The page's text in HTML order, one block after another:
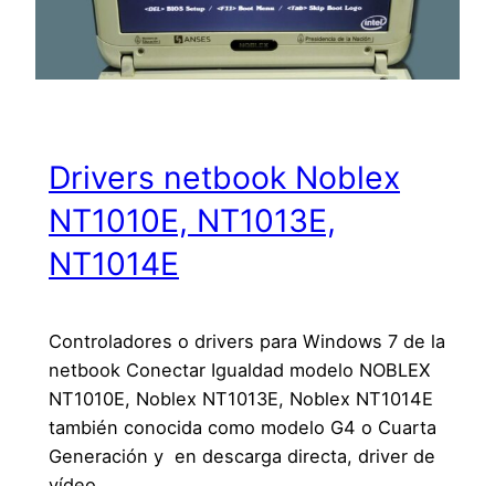
Drivers netbook Noblex
NT1010E, NT1013E,
NT1014E
Controladores o drivers para Windows 7 de la
netbook Conectar Igualdad modelo NOBLEX
NT1010E, Noblex NT1013E, Noblex NT1014E
también conocida como modelo G4 o Cuarta
Generación y en descarga directa, driver de